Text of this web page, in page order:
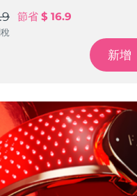
節省 $ 16.9
新增
節省 $ 16.9
新增
節省 $ 16.9
新增
IPL hair removal gel
Blemish
acne gel
treatment devices
護膚
eye care treatment
eye massagers
皮肤护理
pore care essentials
play advanced
hair
Teeth
LED + sonic device &
Teeth
PAP
男士
預計送
預計送
預計送達
預計送